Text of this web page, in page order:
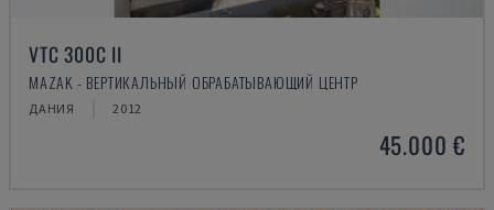
VTC 300C II
MAZAK - ВЕРТИКАЛЬНЫЙ ОБРАБАТЫВАЮЩИЙ ЦЕНТР
ДАНИЯ 2012
45.000 €